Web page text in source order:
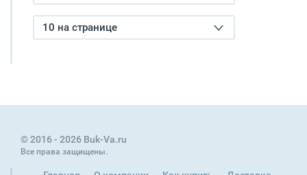
10 на странице
© 2016 - 2026 Buk-Va.ru
Все права защищены.